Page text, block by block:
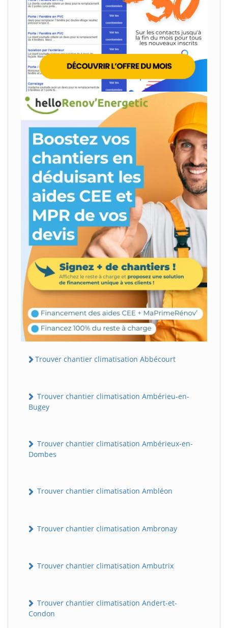
Trouver chantier climatisation Abbécourt
Trouver chantier climatisation Ambérieu-en-
Bugey
Trouver chantier climatisation Ambérieux-en-
Dombes
Trouver chantier climatisation Ambléon
Trouver chantier climatisation Ambronay
Trouver chantier climatisation Ambutrix
Trouver chantier climatisation Andert-et-
Condon